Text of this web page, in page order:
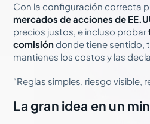
Con la configuración correcta
mercados de acciones de
precios justos, e incluso probar
comisión donde tiene sentido,
mantienes los costos y las
“Reglas simples, riesgo visible,
La gran idea en un